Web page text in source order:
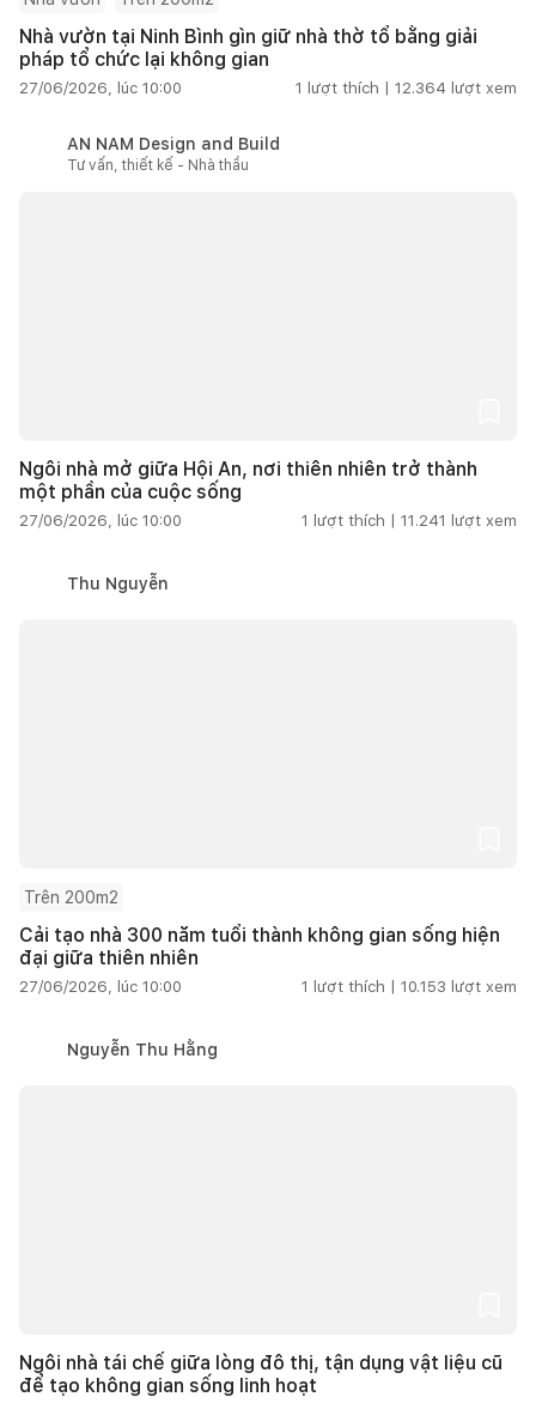
Nhà vườn tại Ninh Bình gìn giữ nhà thờ tổ bằng giải
pháp tổ chức lại không gian
27/06/2026, lúc 10:00 1 lượt thích | 12.364 lượt xem
AN NAM Design and Build
Tư vấn, thiết kế - Nhà thầu
Ngôi nhà mở giữa Hội An, nơi thiên nhiên trở thành
một phần của cuộc sống
27/06/2026, lúc 10:00 1 lượt thích | 11.241 lượt xem
Thu Nguyễn
Trên 200m2
Cải tạo nhà 300 năm tuổi thành không gian sống hiện
đại giữa thiên nhiên
27/06/2026, lúc 10:00 1 lượt thích | 10.153 lượt xem
Nguyễn Thu Hằng
Ngôi nhà tái chế giữa lòng đô thị, tận dụng vật liệu cũ
để tạo không gian sống linh hoạt